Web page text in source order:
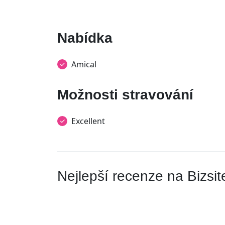
Nabídka
Amical
Možnosti stravování
Excellent
Nejlepší recenze na